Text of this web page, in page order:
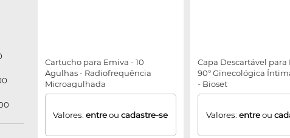
Cartucho para Emiva - 10
Agulhas - Radiofrequência
Microagulhada
Valores: entreou cadastre-se
Capa Descartável para
90° Ginecológica
- Bioset
Valores: entreou